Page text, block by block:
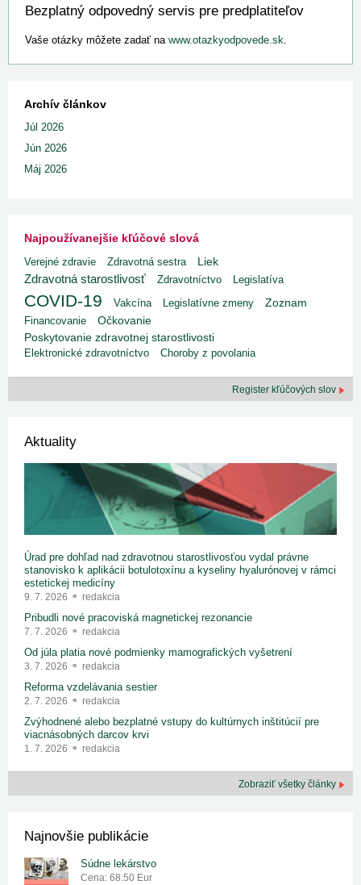
Bezplatný odpovedný servis pre predplatiteľov
Vaše otázky môžete zadať na www.otazkyodpovede.sk.
Archív článkov
Júl 2026
Jún 2026
Máj 2026
Najpoužívanejšie kľúčové slová
Verejné zdravie Zdravotná sestra Liek
Zdravotná starostlivosť Zdravotníctvo Legislatíva
COVID-19 Vakcína Legislatívne zmeny
Zoznam
Financovanie
Očkovanie
Poskytovanie zdravotnej starostlivosti
Elektronické zdravotníctvo Choroby z povolania
Register kľúčových slov
Aktuality
Úrad pre dohľad nad zdravotnou starostlivosťou vydal právne
stanovisko k aplikácii botulotoxínu a kyseliny hyalurónovej v rámci
estetickej medicíny
9. 7. 2026 redakcia
Pribudli nové pracoviská magnetickej rezonancie
7. 7. 2026 redakcia
Od júla platia nové podmienky mamografických vyšetrení
3. 7. 2026 redakcia
Reforma vzdelávania sestier
2. 7. 2026 redakcia
Zvýhodnené alebo bezplatné vstupy do kultúrnych inštitúcií pre
viacnásobných darcov krvi
1. 7. 2026 redakcia
Zobraziť všetky články
Najnovšie publikácie
Súdne lekárstvo
Cena: 68.50 Eur